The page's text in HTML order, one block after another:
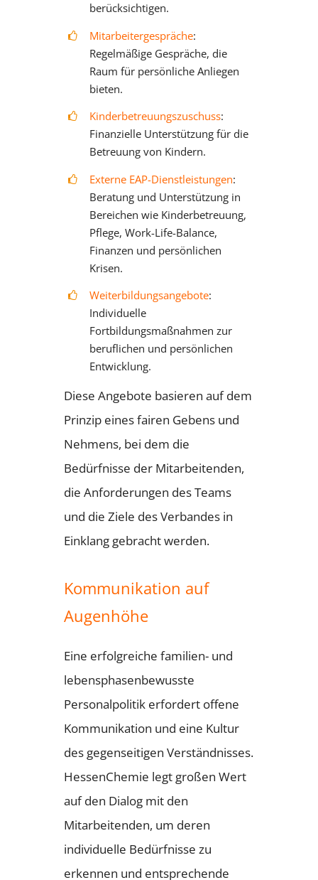
berücksichtigen.
Mitarbeitergespräche:
Regelmäßige Gespräche, die
Raum für persönliche Anliegen
bieten.
Kinderbetreuungszuschuss:
Finanzielle Unterstützung für die
Betreuung von Kindern.
Externe EAP-Dienstleistungen:
Beratung und Unterstützung in
Bereichen wie Kinderbetreuung,
Pflege, Work-Life-Balance,
Finanzen und persönlichen
Krisen.
Weiterbildungsangebote:
Individuelle
Fortbildungsmaßnahmen zur
beruflichen und persönlichen
Entwicklung.
Diese Angebote basieren auf dem
Prinzip eines fairen Gebens und
Nehmens, bei dem die
Bedürfnisse der Mitarbeitenden,
die Anforderungen des Teams
und die Ziele des Verbandes in
Einklang gebracht werden.
Kommunikation auf
Augenhöhe
Eine erfolgreiche familien- und
lebensphasenbewusste
Personalpolitik erfordert offene
Kommunikation und eine Kultur
des gegenseitigen Verständnisses.
HessenChemie legt großen Wert
auf den Dialog mit den
Mitarbeitenden, um deren
individuelle Bedürfnisse zu
erkennen und entsprechende